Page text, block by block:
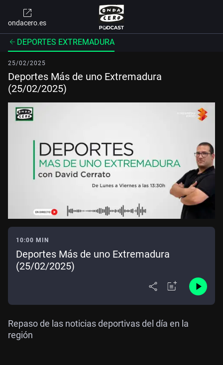
ondacero.es
DEPORTES EXTREMADURA
25/02/2025
Deportes Más de uno Extremadura
(25/02/2025)
10:00 MIN
Deportes Más de uno Extremadura
(25/02/2025)
Repaso de las noticias deportivas del día en la
región